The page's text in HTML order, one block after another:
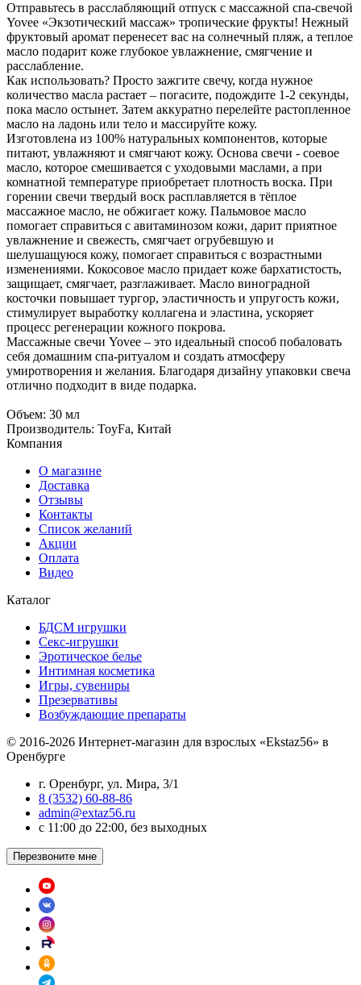
Отправьтесь в расслабляющий отпуск с массажной спа-свечой
Yovee «Экзотический массаж» тропические фрукты! Нежный
фруктовый аромат перенесет вас на солнечный пляж, а теплое
масло подарит коже глубокое увлажнение, смягчение и
расслабление.
Как использовать? Просто зажгите свечу, когда нужное
количество масла растает – погасите, подождите 1-2 секунды,
пока масло остынет. Затем аккуратно перелейте растопленное
масло на ладонь или тело и массируйте кожу.
Изготовлена из 100% натуральных компонентов, которые
питают, увлажняют и смягчают кожу. Основа свечи - соевое
масло, которое смешивается с уходовыми маслами, а при
комнатной температуре приобретает плотность воска. При
горении свечи твердый воск расплавляется в тёплое
массажное масло, не обжигает кожу. Пальмовое масло
помогает справиться с авитаминозом кожи, дарит приятное
увлажнение и свежесть, смягчает огрубевшую и
шелушащуюся кожу, помогает справиться с возрастными
изменениями. Кокосовое масло придает коже бархатистость,
защищает, смягчает, разглаживает. Масло виноградной
косточки повышает тургор, эластичность и упругость кожи,
стимулирует выработку коллагена и эластина, ускоряет
процесс регенерации кожного покрова.
Массажные свечи Yovee – это идеальный способ побаловать
себя домашним спа-ритуалом и создать атмосферу
умиротворения и желания. Благодаря дизайну упаковки свеча
отлично подходит в виде подарка.
Объем: 30 мл
Производитель: ToyFa, Китай
Компания
О магазине
Доставка
Отзывы
Контакты
Список желаний
Акции
Оплата
Видео
Каталог
БДСМ игрушки
Секс-игрушки
Эротическое белье
Интимная косметика
Игры, сувениры
Презервативы
Возбуждающие препараты
© 2016-2026 Интернет-магазин для взрослых «Ekstaz56» в
Оренбурге
г. Оренбург, ул. Мира, 3/1
8 (3532) 60-88-86
admin@extaz56.ru
c 11:00 до 22:00, без выходных
Перезвоните мне